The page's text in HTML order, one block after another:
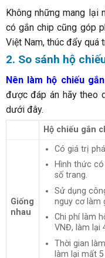
Không những mang lại
có gắn chip cũng góp
Việt Nam, thúc đẩy quá
2. So sánh hộ
Nên làm hộ chiếu
được đáp án hãy theo
dưới đây.
Hộ chiếu gắn
Giống
nhau
Có giá trị
Hình thức
số trang.
Sử dụng
nguy cơ làm
Chi phí làm
VNĐ, làm lại
Thời gian
làm lại mất